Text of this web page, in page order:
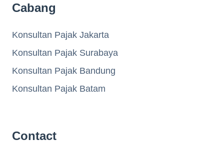
Cabang
Konsultan Pajak Jakarta
Konsultan Pajak Surabaya
Konsultan Pajak Bandung
Konsultan Pajak Batam
Contact